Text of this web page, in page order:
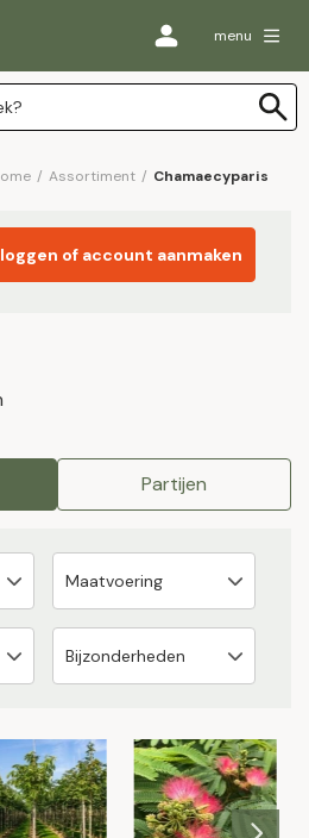
menu
/ Assortiment / Chamaecyparis
of account aanmaken
Partijen